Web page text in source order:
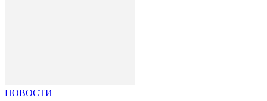
НОВОСТИ